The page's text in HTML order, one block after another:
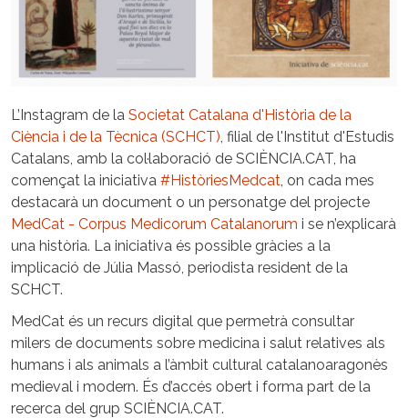
L’Instagram de la Societat Catalana d'Història de la
Ciència i de la Tècnica (SCHCT), filial de l'Institut d'Estudis
Catalans, amb la col·laboració de SCIÈNCIA.CAT, ha
començat la iniciativa #HistòriesMedcat, on cada mes
destacarà un document o un personatge del projecte
MedCat - Corpus Medicorum Catalanorum i se n’explicarà
una història. La iniciativa és possible gràcies a la
implicació de Júlia Massó, periodista resident de la
SCHCT.
MedCat és un recurs digital que permetrà consultar
milers de documents sobre medicina i salut relatives als
humans i als animals a l’àmbit cultural catalanoaragonès
medieval i modern. És d’accés obert i forma part de la
recerca del grup SCIÈNCIA.CAT.